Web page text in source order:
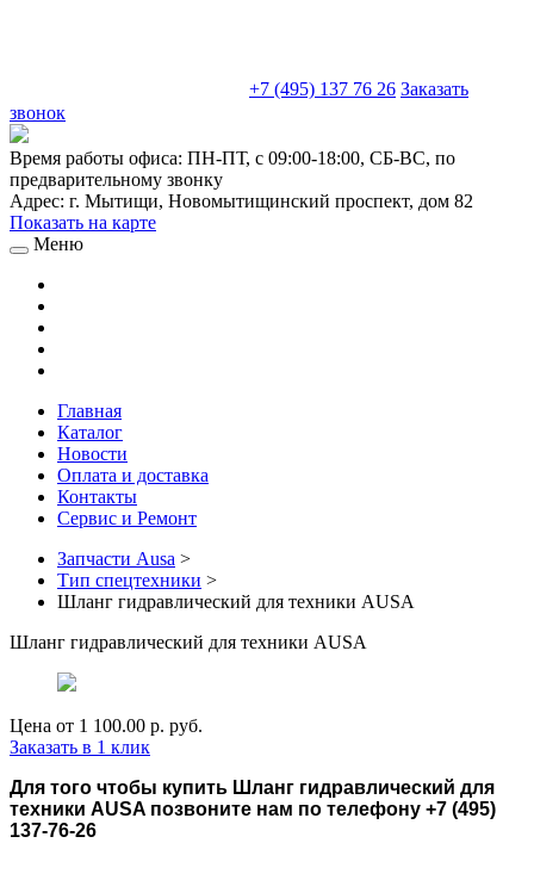
+7 (495) 137 76 26 Заказать
звонок
Время работы офиса: ПН-ПТ, с 09:00-18:00, СБ-ВС, по
предварительному звонку
Адрес: г. Мытищи, Новомытищинский проспект, дом 82
Показать на карте
Меню
Главная
Каталог
Новости
Оплата и доставка
Контакты
Сервис и Ремонт
Запчасти Ausa >
Тип спецтехники >
Шланг гидравлический для техники AUSA
Шланг гидравлический для техники AUSA
Цена от 1 100.00 р. руб.
Заказать в 1 клик
Для того чтобы купить Шланг гидравлический для
техники AUSA позвоните нам по телефону +7 (495)
137-76-26